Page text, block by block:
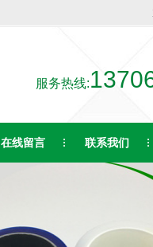
服务热线:
在线留言 联系我们